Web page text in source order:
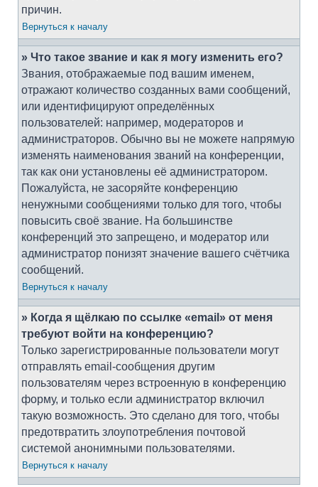
причин.
Вернуться к началу
» Что такое звание и как я могу изменить его?
Звания, отображаемые под вашим именем,
отражают количество созданных вами сообщений,
или идентифицируют определённых
пользователей: например, модераторов и
администраторов. Обычно вы не можете напрямую
изменять наименования званий на конференции,
так как они установлены её администратором.
Пожалуйста, не засоряйте конференцию
ненужными сообщениями только для того, чтобы
повысить своё звание. На большинстве
конференций это запрещено, и модератор или
администратор понизят значение вашего счётчика
сообщений.
Вернуться к началу
» Когда я щёлкаю по ссылке «email» от меня
требуют войти на конференцию?
Только зарегистрированные пользователи могут
отправлять email-сообщения другим
пользователям через встроенную в конференцию
форму, и только если администратор включил
такую возможность. Это сделано для того, чтобы
предотвратить злоупотребления почтовой
системой анонимными пользователями.
Вернуться к началу